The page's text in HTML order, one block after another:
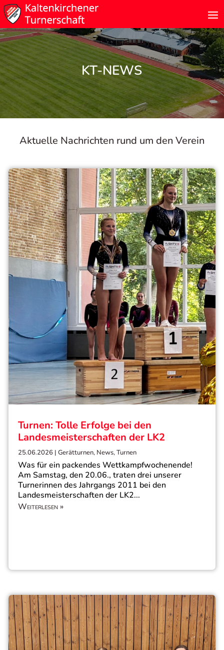
KT-NEWS
Aktuelle Nachrichten rund um den Verein
Turnen: Tolle Erfolge bei den
Landesmeisterschaften der LK2
25.06.2026 | Gerätturnen, News,Turnen
Was für ein packendes Wettkampfwochenende!
Am Samstag, den 20.06., traten drei unserer
Turnerinnen des Jahrgangs 2011 bei den
Landesmeisterschaften der LK2...
Weiterlesen »